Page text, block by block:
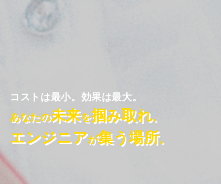
コストは最小。効果は最大。
あなたの未来を掴み取れ。
エンジニアが集う場所。